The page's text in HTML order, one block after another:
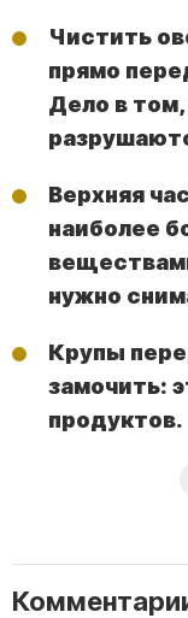
Чистить
прямо
Дело в
Верхняя
наиболее
нужно
Крупы
замочить:
продуктов.